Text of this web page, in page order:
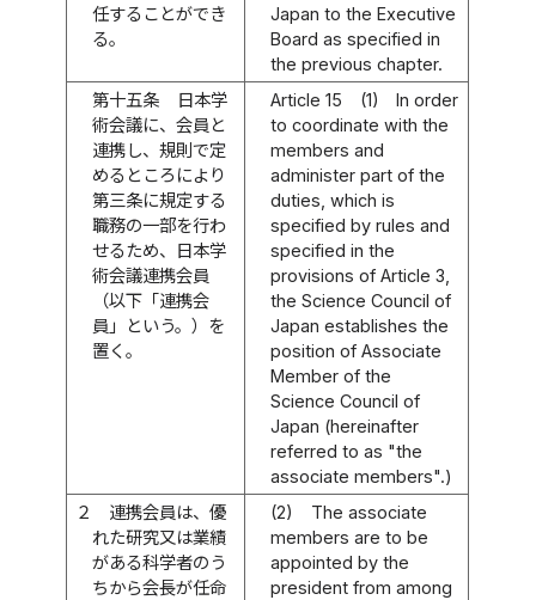
任することができ
る。
Japan to the Executive
Board as specified in
the previous chapter.
第十五条
日本学
術会議に、会員と
連携し、規則で定
めるところにより
第三条に規定する
職務の一部を行わ
せるため、日本学
術会議連携会員
（以下「連携会
員」という。）を
置く。
Article 15 (1)
In order
to coordinate with the
members and
administer part of the
duties, which is
specified by rules and
specified in the
provisions of Article 3,
the Science Council of
Japan establishes the
position of Associate
Member of the
Science Council of
Japan (hereinafter
referred to as "the
associate members".)
２
連携会員は、優
れた研究又は業績
がある科学者のう
ちから会長が任命
(2)
The associate
members are to be
appointed by the
president from among